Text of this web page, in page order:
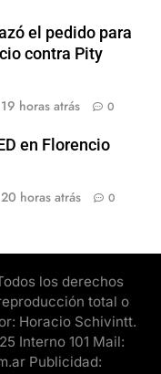
el pedido para
contra Pity
19 horas atrás 0
en Florencio
20 horas atrás 0
los derechos
total o
Horacio Schivintt.
Interno 101 Mail:
Publicidad: